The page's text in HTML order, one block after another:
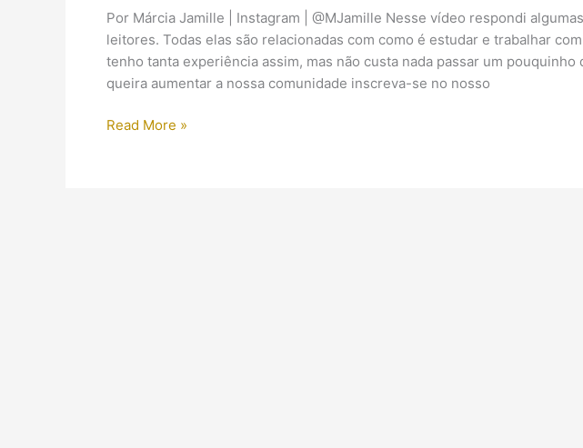
disponível
para
download
Por Márcia Jamille | Instagram | @MJamille Nesse vídeo respondi
leitores. Todas elas são relacionadas com como é estudar e trabalhar
tenho tanta experiência assim, mas não custa nada passar um pouquinho
queira aumentar a nossa comunidade inscreva-se no nosso
(Vídeo)
Read More »